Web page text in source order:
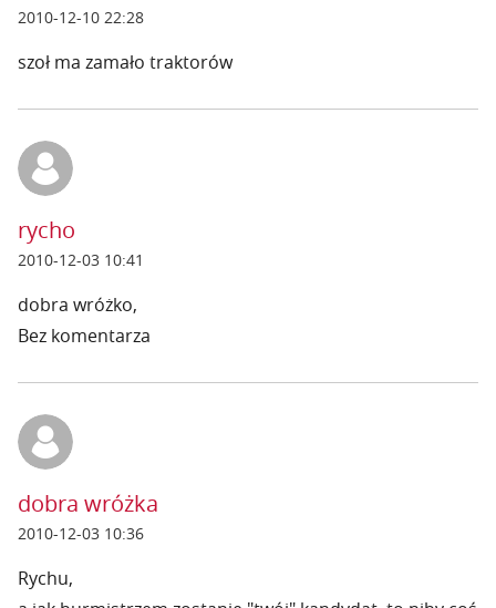
2010-12-10 22:28
szoł ma zamało traktorów
rycho
2010-12-03 10:41
dobra wróżko,
Bez komentarza
dobra wróżka
2010-12-03 10:36
Rychu,